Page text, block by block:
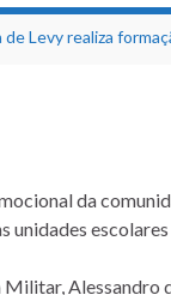
Levy realiza
da
unidades
Alessandro